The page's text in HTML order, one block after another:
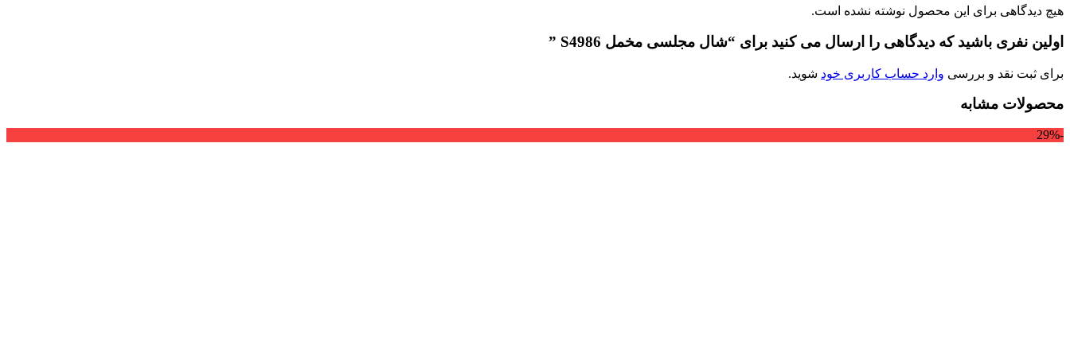
هیچ دیدگاهی برای این محصول نوشته نشده است.
اولین نفری باشید که دیدگاهی را ارسال می کنید برای “شال مجلسی مخمل S4986 ”
برای ثبت نقد و بررسی وارد حساب کاربری خود شوید.
محصولات مشابه
-29%